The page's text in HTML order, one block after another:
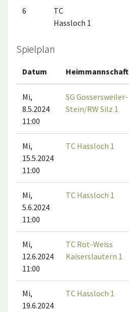
6
TC
Hassloch 1
Spielplan
Datum Heimmannschaft
Mi,
8.5.2024
11:00
SG Gossersweiler-
Stein/RW Silz 1
Mi,
15.5.2024
11:00
TC Hassloch 1
Mi,
5.6.2024
11:00
TC Hassloch 1
Mi,
12.6.2024
11:00
TC Rot-Weiss
Kaiserslautern 1
Mi,
19.6.2024
TC Hassloch 1